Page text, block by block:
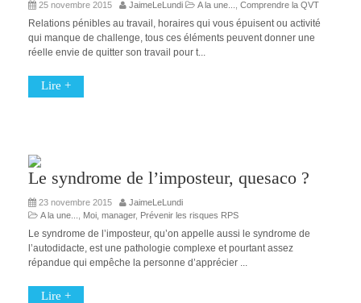
25 novembre 2015 JaimeLeLundi A la une... Comprendre la QVT
Relations pénibles au travail, horaires qui vous épuisent ou activité
qui manque de challenge, tous ces éléments peuvent donner une
réelle envie de quitter son travail pour t...
Lire +
Le syndrome de l’imposteur, quesaco ?
23 novembre 2015
JaimeLeLundi
A la une...
Moi, manager, Prévenir les risques RPS
Le syndrome de l’imposteur, qu’on appelle aussi le syndrome de
l’autodidacte, est une pathologie complexe et pourtant assez
répandue qui empêche la personne d’apprécier ...
Lire +